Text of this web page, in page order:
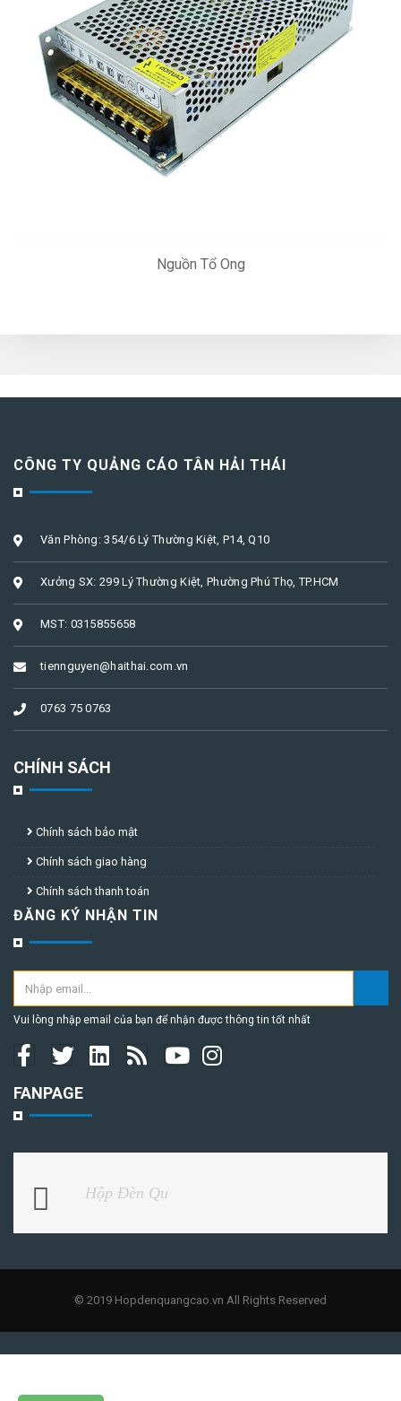
Nguồn Tổ Ong
CÔNG TY QUẢNG CÁO TÂN HẢI THÁI
Văn Phòng: 354/6 Lý Thường Kiệt, P14, Q10
Xưởng SX: 299 Lý Thường Kiệt, Phường Phú Thọ, TP.HCM
MST: 0315855658
tiennguyen@haithai.com.vn
0763 75 0763
CHÍNH SÁCH
Chính sách bảo mật
Chính sách giao hàng
Chính sách thanh toán
ĐĂNG KÝ NHẬN TIN
Vui lòng nhập email của bạn để nhận được thông tin tốt nhất
FANPAGE
Hộp Đèn Qu
© 2019 Hopdenquangcao.vn All Rights Reserved